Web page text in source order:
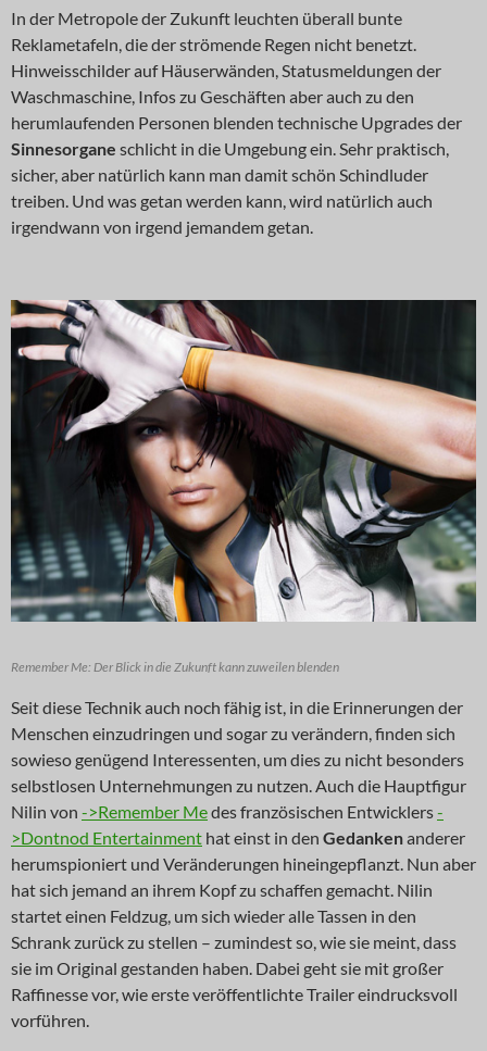
In der Metropole der Zukunft leuchten überall bunte
Reklametafeln, die der strömende Regen nicht benetzt.
Hinweisschilder auf Häuserwänden, Statusmeldungen der
Waschmaschine, Infos zu Geschäften aber auch zu den
herumlaufenden Personen blenden technische Upgrades der
Sinnesorgane schlicht in die Umgebung ein. Sehr praktisch,
sicher, aber natürlich kann man damit schön Schindluder
treiben. Und was getan werden kann, wird natürlich auch
irgendwann von irgend jemandem getan.
Remember Me: Der Blick in die Zukunft kann zuweilen blenden
Seit diese Technik auch noch fähig ist, in die Erinnerungen der
Menschen einzudringen und sogar zu verändern, finden sich
sowieso genügend Interessenten, um dies zu nicht besonders
selbstlosen Unternehmungen zu nutzen. Auch die Hauptfigur
Nilin von ->Remember Medes französischen Entwicklers-
>Dontnod Entertainment hat einst in den Gedankenanderer
herumspioniert und Veränderungen hineingepflanzt. Nun aber
hat sich jemand an ihrem Kopf zu schaffen gemacht. Nilin
startet einen Feldzug, um sich wieder alle Tassen in den
Schrank zurück zu stellen – zumindest so, wie sie meint, dass
sie im Original gestanden haben. Dabei geht sie mit großer
Raffinesse vor, wie erste veröffentlichte Trailer eindrucksvoll
vorführen.